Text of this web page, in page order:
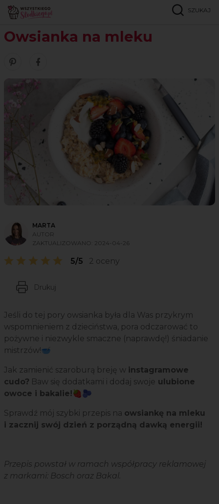
SZUKAJ
Strona główna Owsianka na mleku
Owsianka na mleku
Zobacz nasze piny w serwisie Pinterest
Udostępnij ten przepis w serwisie Facebook
MARTA
AUTOR
ZAKTUALIZOWANO: 2024-04-26
5/5 2 oceny
Drukuj
Jeśli do tej pory owsianka była dla Was przykrym
wspomnieniem z dzieciństwa, pora odczarować to
pożywne i niezwykle smaczne (naprawdę!) śniadanie
mistrzów!🥣
Jak zamienić szaroburą breję w instagramowe
cudo? Baw się dodatkami i dodaj swoje ulubione
owoce i bakalie!🍓🫐
Sprawdź mój szybki przepis na owsiankę na mleku
i zacznij swój dzień z porządną dawką energii!
Przepis powstał w ramach współpracy reklamowej
z markami: Bosch oraz Bakal.